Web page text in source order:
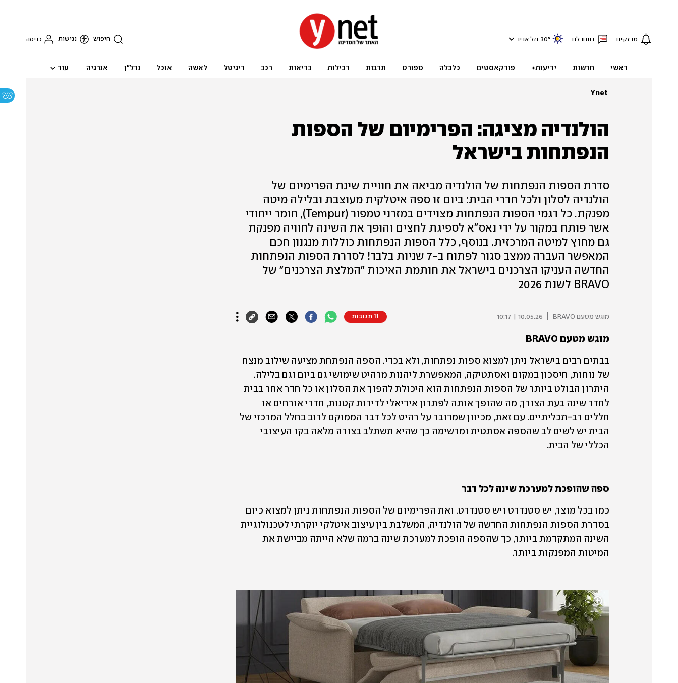
מבזקים דווחו לנו 30° תל אביב חיפוש נגישות כניסה
ראשי חדשות ידיעות+ פודקאסטים כלכלה ספורט תרבות רכילות בריאות רכב דיגיטל לאשה אוכל נדל"ן אנרגיה עוד
Ynet
הולנדיה מציגה: הפרימיום של הספות
הנפתחות בישראל
סדרת הספות הנפתחות של הולנדיה מביאה את חוויית שינת הפרימיום של
הולנדיה לסלון ולכל חדרי הבית: ביום זו ספה איטלקית מעוצבת ובלילה מיטה
מפנקת. כל דגמי הספות הנפתחות מצוידים במזרני טמפור (Tempur), חומר ייחודי
אשר פותח במקור על ידי נאס"א לספיגת לחצים והופך את השינה לחוויה מפנקת
גם מחוץ למיטה המרכזית. בנוסף, כלל הספות הנפתחות כוללות מנגנון חכם
המאפשר העברה ממצב סגור לפתוח ב-7 שניות בלבד! לסדרת הספות הנפתחות
החדשה העניקו הצרכנים בישראל את חותמת האיכות "המלצת הצרכנים" של
BRAVO לשנת 2026
מוגש מטעם BRAVO 10.05.26 | 10:17 11 תגובות
מוגש מטעם BRAVO
הכללי של הבית.
ספה שהופכת למערכת שינה לכל דבר
המיטות המפנקות ביותר.